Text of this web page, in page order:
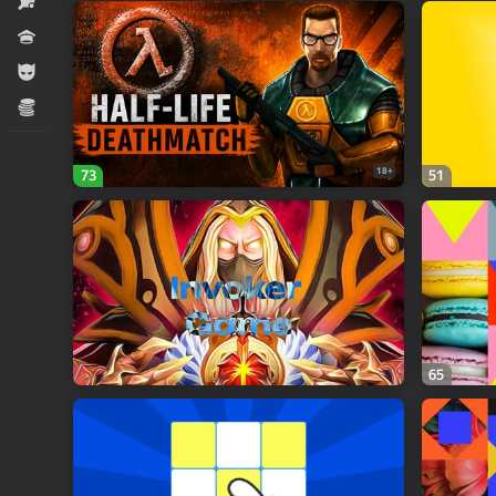
Վիկտորինաներ
Տղաների համար
Տնտեսական
73 18+ 51
65